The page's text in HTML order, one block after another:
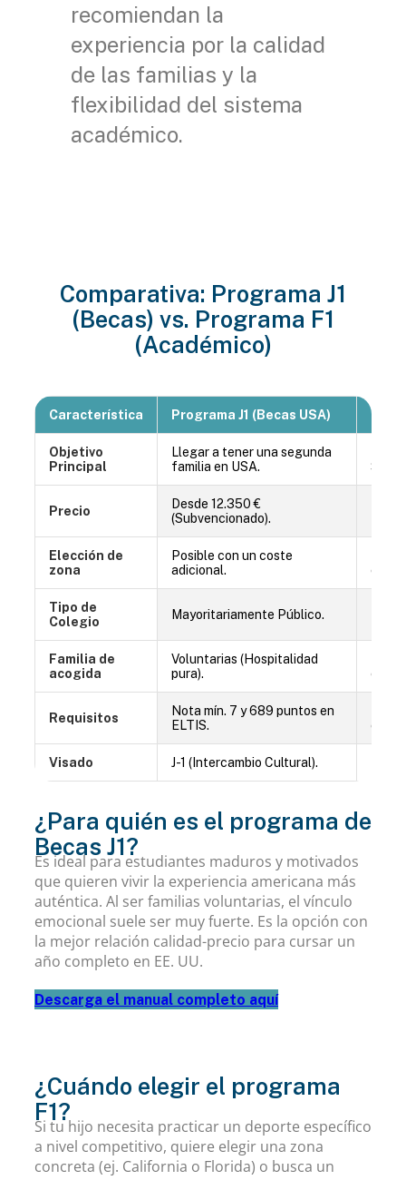
recomiendan la
experiencia por la calidad
de las familias y la
flexibilidad del sistema
académico.
Comparativa: Programa J1
(Becas) vs. Programa F1
(Académico)
Característica Programa J1 (Becas USA)
Objetivo
Principal
Llegar a tener una segunda
familia en USA.
Precio
Desde 12.350 €
(Subvencionado).
Elección de
zona
Posible con un coste
adicional.
Tipo de
Colegio
Mayoritariamente Público.
Familia de
acogida
Voluntarias (Hospitalidad
pura).
Requisitos
Nota mín. 7 y 689 puntos en
ELTIS.
Visado J-1 (Intercambio Cultural).
¿Para quién es el programa de
Becas J1?
Es ideal para estudiantes maduros y motivados
que quieren vivir la experiencia americana más
auténtica. Al ser familias voluntarias, el vínculo
emocional suele ser muy fuerte. Es la opción con
la mejor relación calidad-precio para cursar un
año completo en EE. UU.
Descarga el manual completo aquí
¿Cuándo elegir el programa
F1?
Si tu hijo necesita practicar un deporte específico
a nivel competitivo, quiere elegir una zona
concreta (ej. California o Florida) o busca un